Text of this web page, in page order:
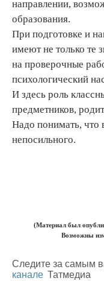
направлении,
образования.
При подготовке и
имеют не только те
на проверочные
психологический
И здесь роль
предметников,
Надо понимать, что
непосильного.
(Материал был
Возможны
Следите за самым
канале Татмедиа